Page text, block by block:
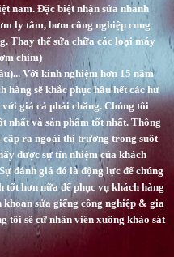
nam. Đặc biệt nhận sửa nhanh
ly tâm, bơm công nghiệp cung
Thay thế sửa chữa các loại máy
chìm)
Với kinh nghiệm hơn 15 năm
hàng sẽ khắc phục hầu hết các hư
giá cả phải chăng. Chúng tôi
nhất và sản phẩm tốt nhất. Thông
cấp ra ngoài thị trường trong suốt
được sự tín nhiệm của khách
Sự đánh giá đó là động lực để chúng
hơn nữa để phục vụ khách hàng
sửa giếng công nghiệp & gia
tôi sẽ cử nhân viên xuống khảo sát